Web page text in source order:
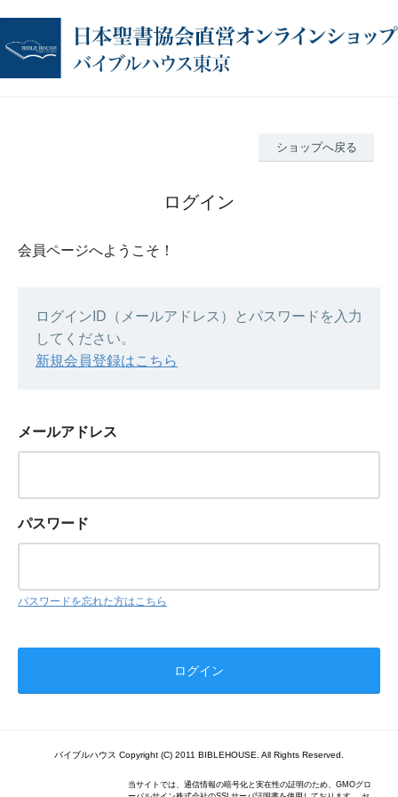
ショップへ戻る
ログイン
会員ページへようこそ！
ログインID（メールアドレス）とパスワードを入力
してください。
新規会員登録はこちら
メールアドレス
パスワード
パスワードを忘れた方はこちら
バイブルハウス Copyright (C) 2011 BIBLEHOUSE. All Rights Reserved.
当サイトでは、通信情報の暗号化と実在性の証明のため、GMOグロ